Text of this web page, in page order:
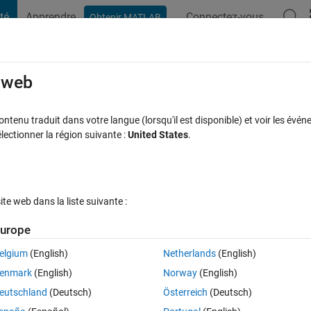
Apprendre Obtenir MATLAB Connectez-vous
to all images of an imageset?
Ouvrir dans MATLAB Online
are all time-dependent images of the same object - ie. the same
traduit dans votre langue (lorsqu'il est disponible) et voir les
la région suivante :United States.
web dans la liste suivante :
(English)
(English)
(Deutsch)
Netherlands(English)
Norway(English)
Österreich (Deutsch)